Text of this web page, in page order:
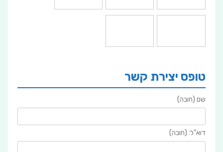
טופס יצירת קשר
שם (חובה)
דוא"ל: (חובה)